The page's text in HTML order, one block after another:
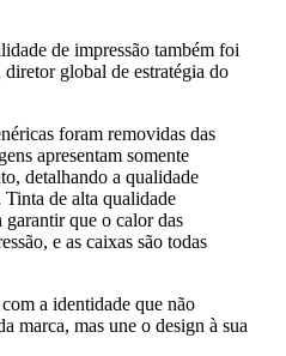
de impressão também foi
global de estratégia do
foram removidas das
apresentam somente
detalhando a qualidade
de alta qualidade
que o calor das
e as caixas são todas
a identidade que não
marca, mas une o design à sua